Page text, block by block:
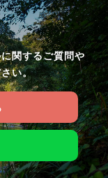
関するご質問や
い。